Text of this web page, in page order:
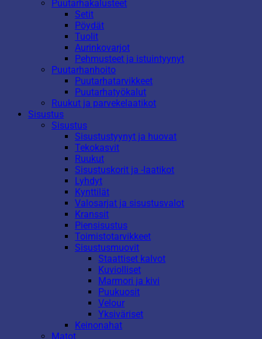
Puutarhakalusteet
Setit
Pöydät
Tuolit
Aurinkovarjot
Pehmusteet ja istuintyynyt
Puutarhanhoito
Puutarhatarvikkeet
Puutarhatyökalut
Ruukut ja parvekelaatikot
Sisustus
Sisustus
Sisustustyynyt ja huovat
Tekokasvit
Ruukut
Sisustuskorit ja -laatikot
Lyhdyt
Kynttilät
Valosarjat ja sisustusvalot
Kranssit
Piensisustus
Toimistotarvikkeet
Sisustusmuovit
Staattiset kalvot
Kuviolliset
Marmori ja kivi
Puukuosit
Velour
Yksiväriset
Keinonahat
Matot